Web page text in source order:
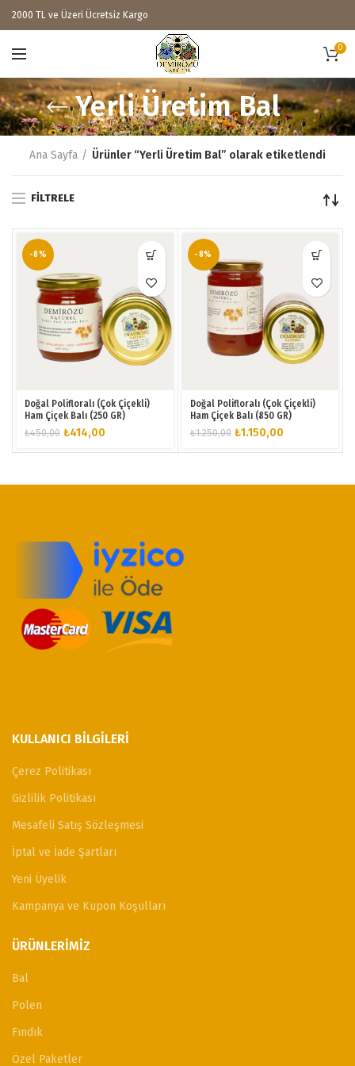
2000 TL ve Üzeri Ücretsiz Kargo
0
Yerli Üretim Bal
Ana Sayfa Ürünler “Yerli Üretim Bal” olarak etiketlendi
FILTRELE
-8%
Doğal Polifloralı (Çok Çiçekli)
Ham Çiçek Balı (250 GR)
₺450,00 Orijinal
₺414,00
-8%
Doğal Polifloralı (Çok Çiçekli)
Ham Çiçek Balı (850 GR)
₺1.250,00 Orijinal
₺1.150,00Şu
KULLANICI BILGILERI
Çerez Politikası
Gizlilik Politikası
Mesafeli Satış Sözleşmesi
İptal ve İade Şartları
Yeni Üyelik
Kampanya ve Kupon Koşulları
ÜRÜNLERIMIZ
Bal
Polen
Fındık
Özel Paketler